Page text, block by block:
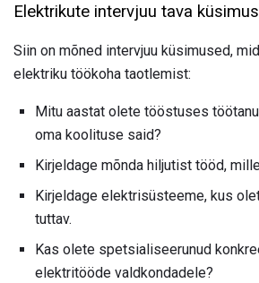
Elektrikute intervjuu tava
Siin on mõned intervjuu küsimused,
elektriku töökoha taotlemist:
Mitu aastat olete tööstuses
oma koolituse said?
Kirjeldage mõnda hiljutist tööd,
Kirjeldage elektrisüsteeme, kus
tuttav.
Kas olete spetsialiseerunud
elektritööde valdkondadele?